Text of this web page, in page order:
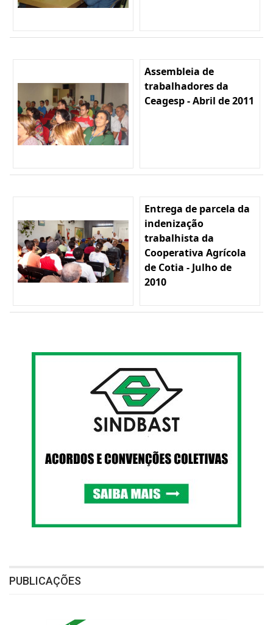
Assembleia de
trabalhadores da
Ceagesp - Abril de 2011
Entrega de parcela da
indenização
trabalhista da
Cooperativa Agrícola
de Cotia - Julho de
2010
PUBLICAÇÕES